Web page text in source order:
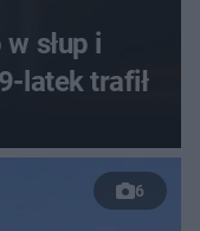
słup i
latek trafił
6